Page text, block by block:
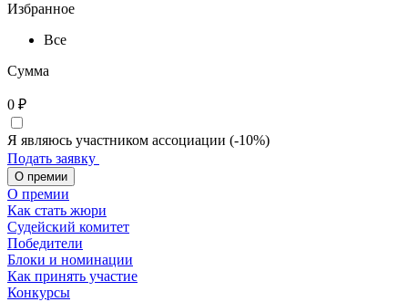
Избранное
Все
Сумма
0 ₽
Я являюсь участником ассоциации (-10%)
Подать заявку
О премии
О премии
Как стать жюри
Судейский комитет
Победители
Блоки и номинации
Как принять участие
Конкурсы